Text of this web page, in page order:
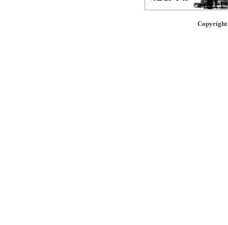
Copyright